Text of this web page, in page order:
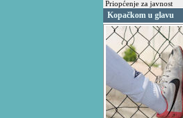
Priopćenje za javnost
Kopačkom u glavu